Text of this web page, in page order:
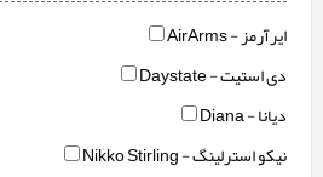
ایرآرمز - AirArms
دی استیت - Daystate
دیانا - Diana
نیکو استرلینگ - Nikko Stirling